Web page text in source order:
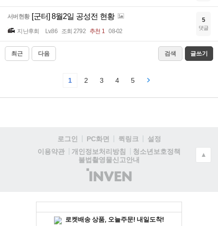
서버현황 [군터] 8월2일 공성전 현황
지난후회 Lv.86 조회 2792 추천 1 08-02
5
댓글
최근 다음 검색 글쓰기
1 2 3 4 5
로그인 PC화면 퀵링크
설정
이용약관
개인정보처리방침
청소년보호정책
불법촬영물신고안내
(주)
인
▲